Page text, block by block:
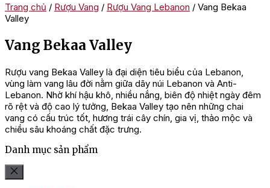
Trang chủ / Rượu Vang / Rượu Vang Lebanon / Vang Bekaa
Valley
Vang Bekaa Valley
Rượu vang Bekaa Valley là đại diện tiêu biểu của Lebanon,
vùng làm vang lâu đời nằm giữa dãy núi Lebanon và Anti-
Lebanon. Nhờ khí hậu khô, nhiều nắng, biên độ nhiệt ngày đêm
rõ rệt và độ cao lý tưởng, Bekaa Valley tạo nên những chai
vang có cấu trúc tốt, hương trái cây chín, gia vị, thảo mộc và
chiều sâu khoáng chất đặc trưng.
Danh mục sản phẩm